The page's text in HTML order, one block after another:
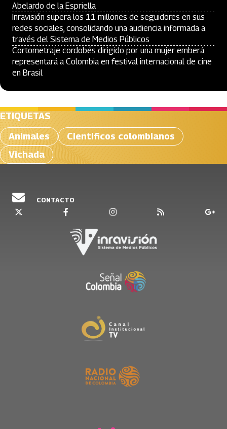
Abelardo de la Espriella
Inravisión supera los 11 millones de seguidores en sus
redes sociales, consolidando una audiencia informada a
través del Sistema de Medios Públicos
Cortometraje cordobés dirigido por una mujer emberá
representará a Colombia en festival internacional de cine
en Brasil
ETIQUETAS
Animales
Cientificos colombianos
Vichada
CONTACTO